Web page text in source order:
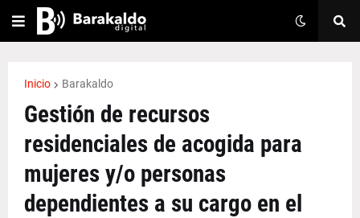
Inicio Barakaldo
Gestión de recursos
residenciales de acogida para
mujeres y/o personas
dependientes a su cargo en el